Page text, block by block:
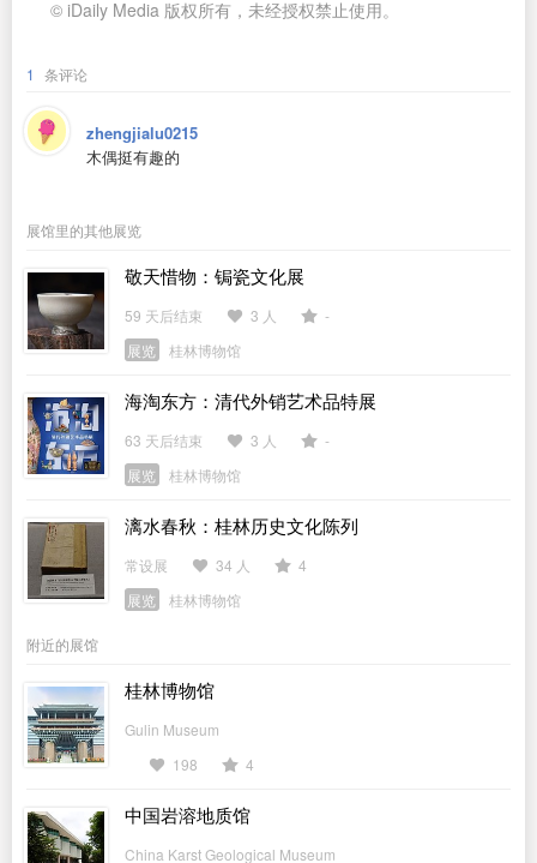
© iDaily Media 版权所有，未经授权禁止使用。
1 条评论
zhengjialu0215
木偶挺有趣的
展馆里的其他展览
敬天惜物：锔瓷文化展
59 天后结束 3 人
-
展览
桂林博物馆
海淘东方：清代外销艺术品特展
63 天后结束 3 人
-
展览
桂林博物馆
漓水春秋：桂林历史文化陈列
常设展 34 人
4
展览
桂林博物馆
附近的展馆
桂林博物馆
Gulin Museum
198
4
中国岩溶地质馆
China Karst Geological Museum